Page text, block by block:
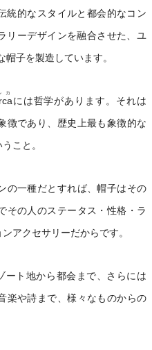
統的なスタイルと都会的なコン
リーデザインを融合させた、ユ
帽子を製造しています。
カ
には哲学があります。それは
徴であり、歴史上最も象徴的な
こと。
の一種だとすれば、帽子はその
その人のステータス・性格・ラ
アクセサリーだからです。
ート地から都会まで、さらには
楽や詩まで、様々なものからの